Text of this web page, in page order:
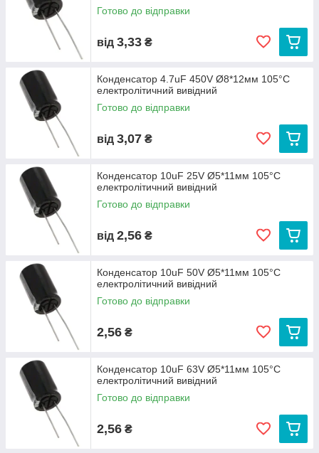
Готово до відправки
від 3,33 ₴
Конденсатор 4.7uF 450V Ø8*12мм 105°C
електролітичний вивідний
Готово до відправки
від 3,07 ₴
Конденсатор 10uF 25V Ø5*11мм 105°C
електролітичний вивідний
Готово до відправки
від 2,56 ₴
Конденсатор 10uF 50V Ø5*11мм 105°C
електролітичний вивідний
Готово до відправки
2,56 ₴
Конденсатор 10uF 63V Ø5*11мм 105°C
електролітичний вивідний
Готово до відправки
2,56 ₴